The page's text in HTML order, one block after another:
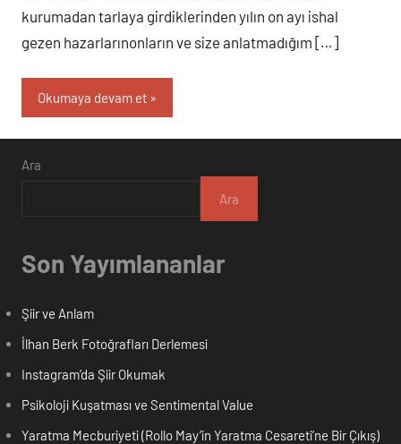
kurumadan tarlaya girdiklerinden yılın on ayı ishal
gezen hazarlarınonların ve size anlatmadığım […]
Okumaya devam et
Ara
Ara
Son Yayımlananlar
Şiir ve Anlam
İlhan Berk Fotoğrafları Derlemesi
Instagram’da Şiir Okumak
Psikoloji Kuşatması ve Sentimental Value
Yaratma Mecburiyeti (Rollo May’in Yaratma Cesareti’ne Bir Çıkış)